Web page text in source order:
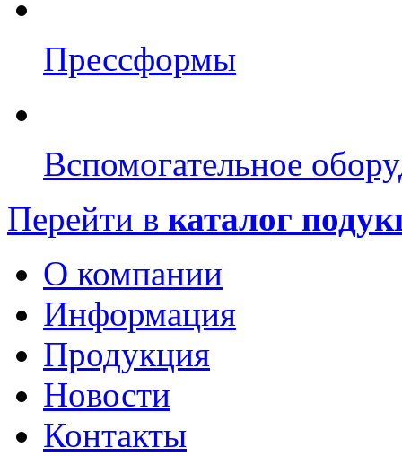
Прессформы
Вспомогательное
Перейти в каталог
О компании
Информация
Продукция
Новости
Контакты